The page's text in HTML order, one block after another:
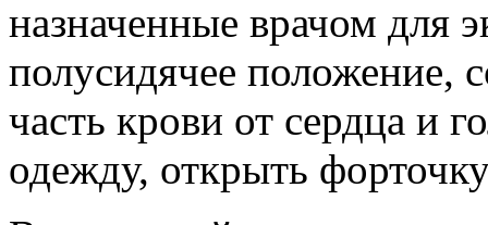
назначенные врачом для
полусидячее положение,
часть крови от сердца и
одежду, открыть